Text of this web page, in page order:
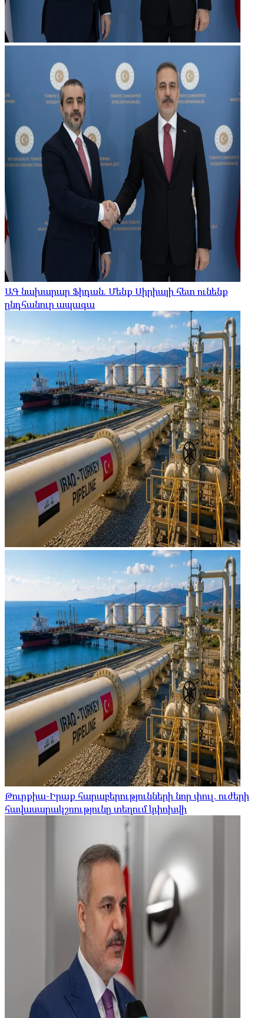
ԱԳ նախարար Ֆիդան. Մենք Սիրիայի հետ ունենք
ընդհանուր ապագա
Թուրքիա-Իրաք հարաբերությունների նոր փուլ. ուժերի
հավասարակշռությունը տեղում կփոխվի